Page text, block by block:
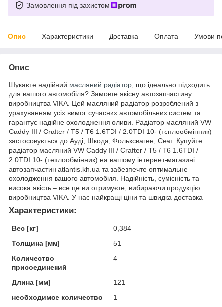
Замовлення під захистом
Опис Характеристики Доставка Оплата Умови
Опис
Шукаєте надійний масляний радіатор , що ідеально підходить
для вашого автомобіля? Замовте якісну автозапчастину
виробництва VIKA. Цей масляний радіатор розроблений з
урахуванням усіх вимог сучасних автомобільних систем та
гарантує надійне охолодження оливи. Радіатор масляний VW
Caddy III / Crafter / T5 / T6 1.6TDI / 2.0TDI 10- (теплообмінник)
застосовується до Ауді, Шкода, Фольксваген, Сеат. Купуйте
радіатор масляний VW Caddy III / Crafter / T5 / T6 1.6TDI /
2.0TDI 10- (теплообмінник) на нашому інтернет-магазині
автозапчастин atlantis.kh.ua та забезпечте оптимальне
охолодження вашого автомобіля. Надійність, сумісність та
висока якість – все це ви отримуєте, вибираючи продукцію
виробництва VIKA. У нас найкращі ціни та швидка доставка
Характеристики:
Вес [кг]
0,384
Толщина [мм]
51
Количество
присоединений
4
Длина [мм]
121
необходимое количество
1